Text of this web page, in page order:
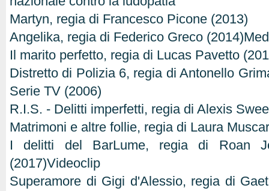
Martyn, regia di Francesco Picone (2013)
Angelika, regia di Federico Greco
Il marito perfetto, regia di Lucas Pavetto
Distretto di Polizia 6, regia di Antonello
Serie TV (2006)
R.I.S. - Delitti imperfetti, regia di Alexis
Matrimoni e altre follie, regia di Laura
I delitti del BarLume, regia di Roan
(2017)Videoclip
Superamore di Gigi d'Alessio, regia di